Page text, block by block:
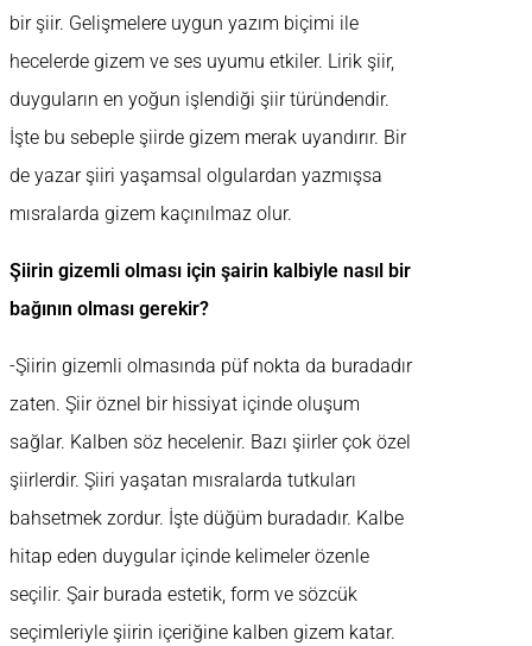
bir şiir. Gelişmelere uygun yazım biçimi ile
hecelerde gizem ve ses uyumu etkiler. Lirik şiir,
duyguların en yoğun işlendiği şiir türündendir.
İşte bu sebeple şiirde gizem merak uyandırır. Bir
de yazar şiiri yaşamsal olgulardan yazmışsa
mısralarda gizem kaçınılmaz olur.
Şiirin gizemli olması için şairin kalbiyle nasıl bir
bağının olması gerekir?
-Şiirin gizemli olmasında püf nokta da buradadır
zaten. Şiir öznel bir hissiyat içinde oluşum
sağlar. Kalben söz hecelenir. Bazı şiirler çok özel
şiirlerdir. Şiiri yaşatan mısralarda tutkuları
bahsetmek zordur. İşte düğüm buradadır. Kalbe
hitap eden duygular içinde kelimeler özenle
seçilir. Şair burada estetik, form ve sözcük
seçimleriyle şiirin içeriğine kalben gizem katar.